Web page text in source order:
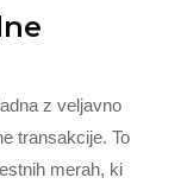
z veljavno
transakcije. To
merah, ki